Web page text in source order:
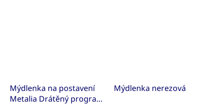
Mýdlenka na postavení
Metalia Drátěný program
Mýdlenka nerezová